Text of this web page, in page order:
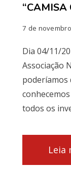
“CAMISA
7 de
Dia 04/11/
Associação
poderíamos
todos os
Leia